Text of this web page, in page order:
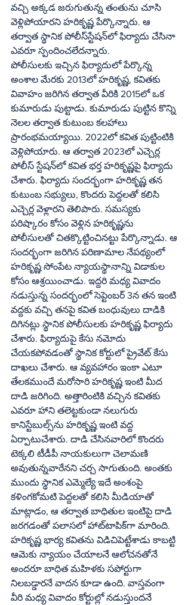
వచ్చి అక్కడ జరుగుతున్న తంతును చూసి
వెళ్లిపోయారని హరికృష్ణ పేర్కొన్నారు. ఆ
తర్వాత స్థానిక పోలీస్‌స్టేషన్‌లో ఫిర్యాదు చేసినా
ఎవరూ స్పందించలేదన్నారు.
పోలీసులకు ఇచ్చిన ఫిర్యాదులో పేర్కొన్న
అంశాల మేరకు 2013లో హరికృష్ణ, కవితకు
వివాహం జరిగిన తర్వాత వీరికి 2015లో ఒక
కుమారుడు పుట్టాడు. కుమారుడు పుట్టిన కొన్ని
నెలల తర్వాత కుటుంబ కలహాలు
ప్రారంభమయ్యాయి. 2022లో కవిత పుట్టింటికి
వెళ్లిపోయారు. ఆ తర్వాత 2023లో ఎచ్చెర్ల
పోలీస్‌ స్టేషన్‌లో కవిత భర్త హరికృష్ణపై ఫిర్యాదు
చేశారు. ఫిర్యాదు సందర్భంగా హరికృష్ణ తన
కుటుంబ సభ్యులు, కొందరు పెద్దలతో కలిసి
ఎచ్చెర్ల వెళ్లారని తెలిపారు. సమస్యకు
పరిష్కారం కోసం వెళ్లిన హరికృష్ణను
పోలీసులతో చితక్కొట్టించినట్టు పేర్కొన్నాడు. ఆ
సందర్భంగా జరిగిన పరిణామాల నేపథ్యంలో
హరికృష్ణ సోంపేట న్యాయస్థానాన్ని విడాకుల
కోసం ఆశ్రయించాడు. ఇద్దరి మధ్య వివాదం
నడుస్తున్న సందర్భంలో సెప్టెంబర్‌ 3న తన ఇంటి
వద్దకు వచ్చి తనపై కవిత బంధువులు దాడికి
దిగినట్లు స్థానిక పోలీసులకు హరికృష్ణ ఫిర్యాదు
చేశారు. ఫిర్యాదుపై కేసు నమోదు
చేయకపోవడంతో స్థానిక కోర్టులో ప్రైవేట్‌ కేసు
దాఖలు చేశారు. ఆ వ్యవహారం ఇంకా ఎటూ
తేలకముందే మరోసారి హరికృష్ణ ఇంటి మీద
దాడి జరిగింది. అత్తారింటికి వచ్చిన కవితకు
ఎవరూ హాని తలెట్టకుండా నలుగురు
కానిస్టేబుల్స్‌ను హరికృష్ణ ఇంటి వద్ద
ఏర్పాటుచేశారు. దాడి చేసినవారిలో కొందరు
టెక్కలి టీడీపీ నాయకులుగా చెలామణి
అవుతున్నవారేనని చర్చ సాగుతుంది. అంతకు
ముందు స్థానిక ఎమ్మెల్యే ఇదే అంశంపై
కళింగకోమటి పెద్దలతో కలిసి మీడియాతో
మాట్లాడం, ఆ తర్వాత బాధితుల ఇంటిపై దాడి
జరగడంతో పలాసలో హాట్‌టాపిక్‌గా మారింది.
హరికృష్ణ భార్య కవితను విడిచిపెట్టేశాడు కాబట్టి
ఆమెకు న్యాయం చేయాలనే ఆలోచనతోనే
అందరూ బాధిత మహిళకు సపోర్టుగా
నిలబడ్డారనే వాదన కూడా ఉంది. వాస్తవంగా
వీరి మధ్య వివాదం కోర్టుల్లో నడుస్తుందనే